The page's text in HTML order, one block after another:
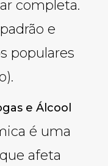
completa.
e
populares
e Álcool
é uma
afeta